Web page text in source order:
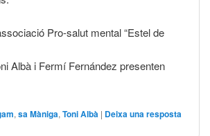
Pro-salut mental “Estel de
Albà i Fermí Fernández presenten
,sa Màniga,Toni Albà | Deixa una resposta